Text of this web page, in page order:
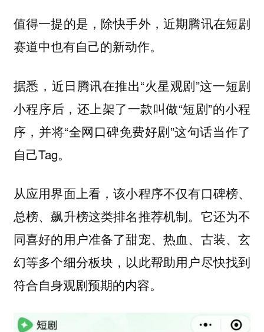
值得一提的是，除快手外，近期腾讯在短剧
赛道中也有自己的新动作。
据悉，近日腾讯在推出“火星观剧”这一短剧
小程序后，还上架了一款叫做“短剧”的小程
序，并将“全网口碑免费好剧”这句话当作了
自己Tag。
从应用界面上看，该小程序不仅有口碑榜、
总榜、飙升榜这类排名推荐机制。它还为不
同喜好的用户准备了甜宠、热血、古装、玄
幻等多个细分板块，以此帮助用户尽快找到
符合自身观剧预期的内容。